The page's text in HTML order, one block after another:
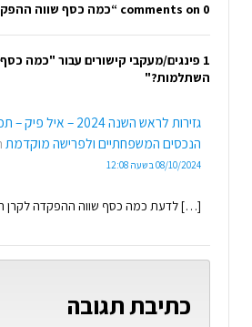
0 comments on “ כמה כסף שווה
1 פינגים/מעקבי קישורים עבור "כמה
השתלמות?"
גזירות לראש השנה 2024 –
הנכסים המשפחתיים ולפרישה מוקדמת
08/10/2024 בשעה 12:08
[…] לדעת כמה כסף שווה ההפקדה לקרן
כתיבת תגובה